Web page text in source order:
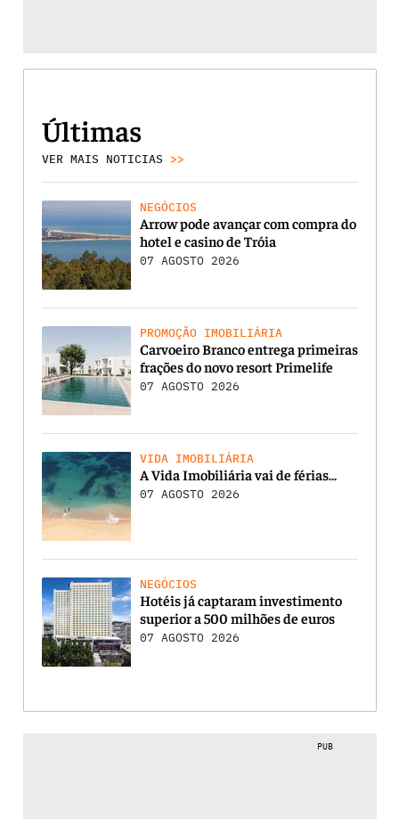
Últimas
VER MAIS NOTICIAS >>
NEGÓCIOS
Arrow pode avançar com compra do
hotel e casino de Tróia
07 AGOSTO 2026
PROMOÇÃO IMOBILIÁRIA
Carvoeiro Branco entrega primeiras
frações do novo resort Primelife
07 AGOSTO 2026
VIDA IMOBILIÁRIA
A Vida Imobiliária vai de férias…
07 AGOSTO 2026
NEGÓCIOS
Hotéis já captaram investimento
superior a 500 milhões de euros
07 AGOSTO 2026
PUB